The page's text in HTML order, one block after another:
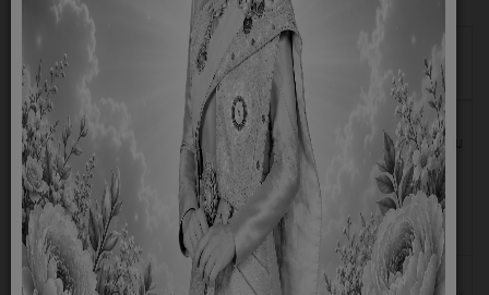
ชื่อ
วันเผย
แพร่
ประกาศผู้ชนะการเสนอราคาจ้าง โครงการเสริมถนน คสล.สาย
บ้านนายพิทักษ์ หอทอง หมู่ที่ 3 บ้านหนองสำโรง กว้าง 3
เมตร ยาว 112 เมตร หนา 0.15 เมตร หรือพื้นที่ไม่น้อย
กว่า 357 ตารางเมตร รวมบานหูช้าง ตำบลสะแกราบ อำเภอ
โคกสำโรง จังหวัดลพบุรี (รายละเอียดและแบบตามที่ อบต.ส
25
พฤษภาคม
2569
ประกาศผู้ชนะการเสนอราคาจ้าง โครงการวางท่อระบายน้ำ
27